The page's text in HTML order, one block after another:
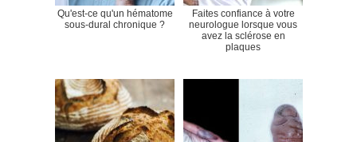
Qu'est-ce qu'un hématome
sous-dural chronique ?
Faites confiance à votre
neurologue lorsque vous
avez la sclérose en
plaques